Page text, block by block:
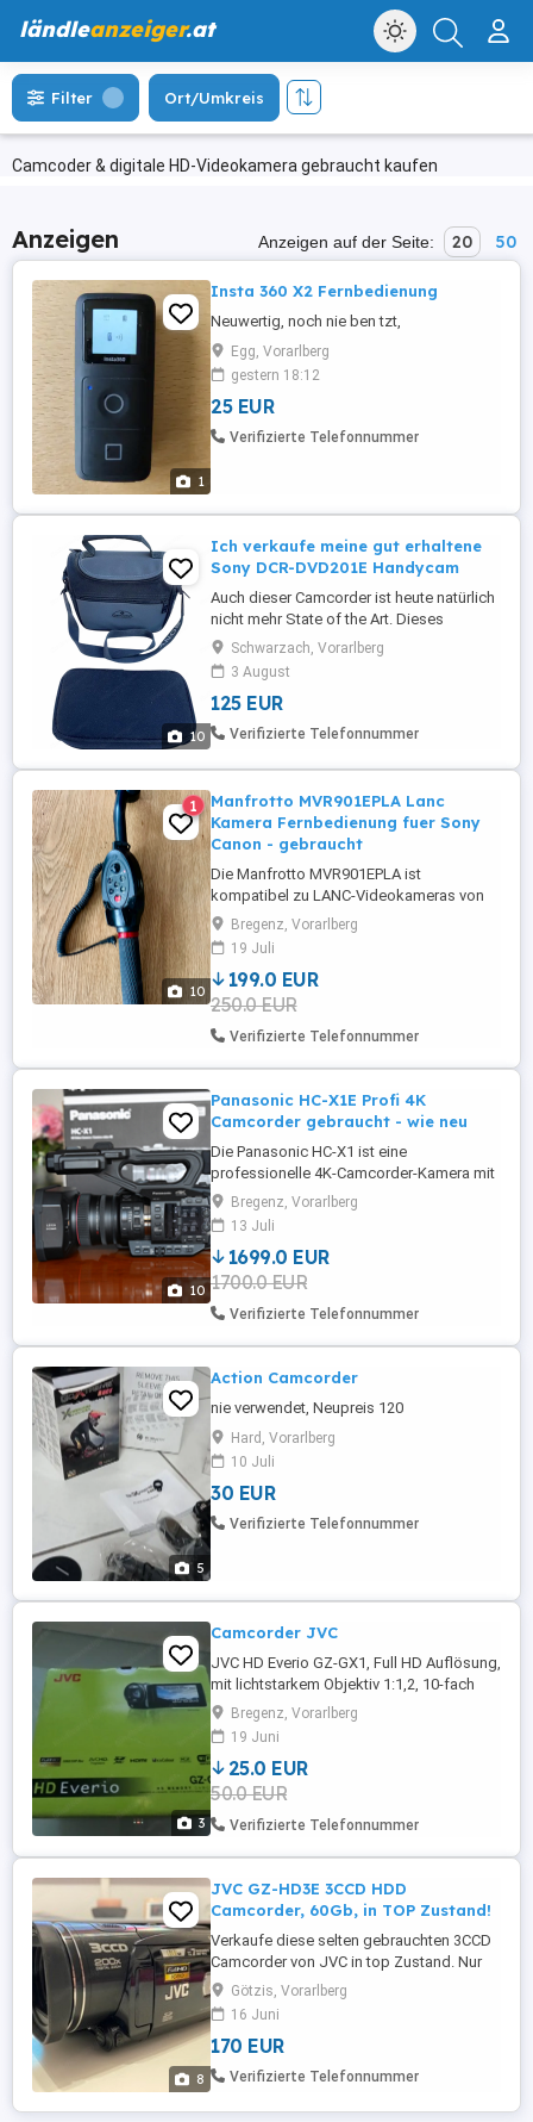
ländleanzeiger.at
Camcoder & digitale HD-Videokamera gebraucht kaufen
Filter Ort/Umkreis
Anzeigen Anzeigen auf der Seite: 20 50
1
Insta 360 X2 Fernbedienung
Neuwertig, noch nie ben tzt,
Egg, Vorarlberg
gestern 18:12
25 EUR
Verifizierte Telefonnummer
10
Ich verkaufe meine gut erhaltene
Sony DCR-DVD201E Handycam
Auch dieser Camcorder ist heute natürlich
nicht mehr State of the Art. Dieses
Angebot richtet sich aber auch weniger an
diejenigen, die so wie ich mittlerweile ihre
Videos nur noch mit dem Smartphone
aufnehmen, sondern eher an die
Oldschooler, die beim Filmen noch einen
Schwarzach, Vorarlberg
3 August
125 EUR
Verifizierte Telefonnummer
10
1
Manfrotto MVR901EPLA Lanc
Kamera Fernbedienung fuer Sony
Canon - gebraucht
Die Manfrotto MVR901EPLA ist
kompatibel zu LANC-Videokameras von
Canon oder Sony. Sie verfügt über eine
Stand-by-Taste und eine Taste für die
Aufnahmesteuerung, eine LED zeigt an, ob
die Kamera aufnimmt. Die Zoom- oder
Fokusgeschwindigkeit wird stufenlos
über eine Wippe eingestellt, eine LED
zeigt, ob ...
Bregenz, Vorarlberg
19 Juli
199.0 EUR
250.0 EUR
Verifizierte Telefonnummer
10
Panasonic HC-X1E Profi 4K
Camcorder gebraucht - wie neu
Die Panasonic HC-X1 ist eine
professionelle 4K-Camcorder-Kamera mit
einem hochwertigen Leica-Dicomar-
Objektiv, das gestochen scharfe
Aufnahmen ermöglicht. Sie bietet
zahlreiche manuelle Einstellungsoptionen,
darunter Fokus, Blende und Belichtung.
Mit ihrem 1-Zoll-MOS-Sensor liefert sie
beeindruckende ...
Bregenz, Vorarlberg
13 Juli
1699.0 EUR
1700.0 EUR
Verifizierte Telefonnummer
5
Action Camcorder
nie verwendet, Neupreis 120
Hard, Vorarlberg
10 Juli
30 EUR
Verifizierte Telefonnummer
3
Camcorder JVC
JVC HD Everio GZ-GX1, Full HD Auflösung,
mit lichtstarkem Objektiv 1:1,2, 10-fach
ZoomBregenz, Vorarlberg
19 Juni
25.0 EUR
50.0 EUR
Verifizierte Telefonnummer
8
JVC GZ-HD3E 3CCD HDD
Camcorder, 60Gb, in TOP Zustand!
Verkaufe diese selten gebrauchten 3CCD
Camcorder von JVC in top Zustand. Nur
das original Netzteil hat das Gehäuse
verloren (wurde mit Gaffa Tape
eingewickelt, lädt die Cam tadellos). Cam
wurde selten genutzt. Dazu gibt's eine
Kameratsche, einen Akku und die original
Götzis, Vorarlberg
16 Juni
170 EUR
Verifizierte Telefonnummer